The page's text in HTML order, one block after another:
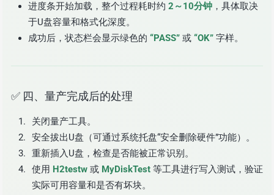
进度条开始加载，整个过程耗时约 2～10分钟 ，具体取决
于U盘容量和格式化深度。
成功后，状态栏会显示绿色的 “PASS” 或 “OK” 字样。
✅ 四、量产完成后的处理
关闭量产工具。
安全拔出U盘（可通过系统托盘“安全删除硬件”功能）。
重新插入U盘，检查是否能被正常识别。
使用 H2testw 或 MyDiskTest 等工具进行写入测试，验证
实际可用容量和是否有坏块。